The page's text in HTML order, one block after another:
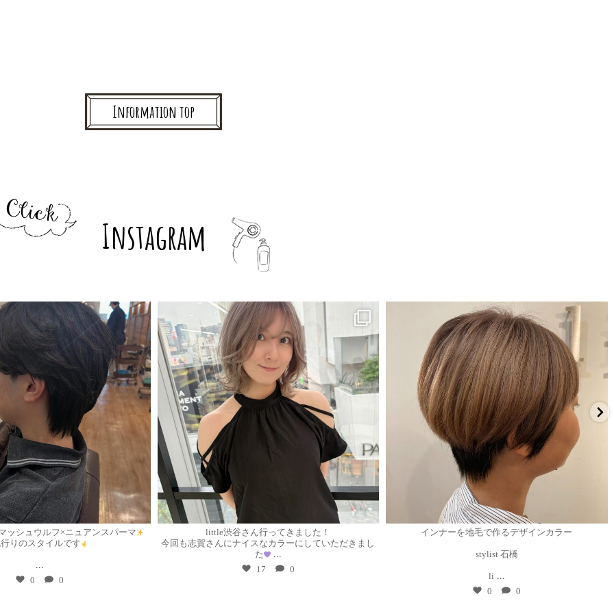
Information top
Instagram
7月 30
ッシュウルフ×ニュアンスパーマ
りのスタイルです
0
0
little渋谷さん行ってきました！
今回も志賀さんにナイスなカラーにしていただきまし
た
17
0
7月 29
インナーを地毛で作るデザインカラー
stylist 石橋
li
0
0